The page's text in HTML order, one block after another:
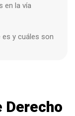
en la vía
es y cuáles son